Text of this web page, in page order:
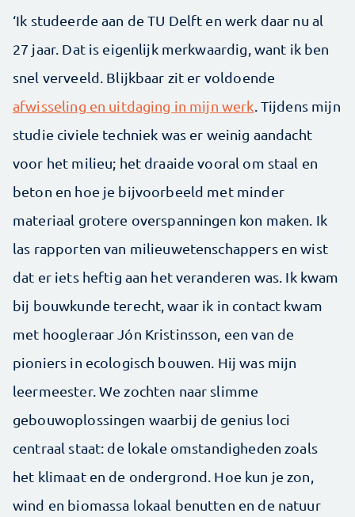
‘Ik studeerde aan de TU Delft en werk daar nu al
27 jaar. Dat is eigenlijk merkwaardig, want ik ben
snel verveeld. Blijkbaar zit er voldoende
afwisseling en uitdaging in mijn werk . Tijdens mijn
studie civiele techniek was er weinig aandacht
voor het milieu; het draaide vooral om staal en
beton en hoe je bijvoorbeeld met minder
materiaal grotere overspanningen kon maken. Ik
las rapporten van milieuwetenschappers en wist
dat er iets heftig aan het veranderen was. Ik kwam
bij bouwkunde terecht, waar ik in contact kwam
met hoogleraar Jón Kristinsson, een van de
pioniers in ecologisch bouwen. Hij was mijn
leermeester. We zochten naar slimme
gebouwoplossingen waarbij de genius loci
centraal staat: de lokale omstandigheden zoals
het klimaat en de ondergrond. Hoe kun je zon,
wind en biomassa lokaal benutten en de natuur